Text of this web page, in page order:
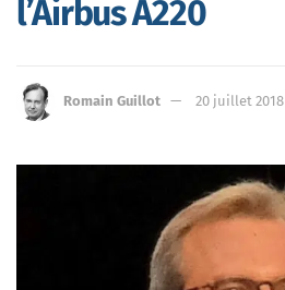
l’Airbus A220
Romain Guillot 20 juillet 2018